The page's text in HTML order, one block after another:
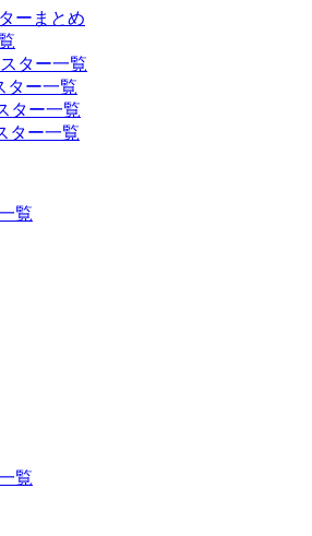
ーまとめ
ター一覧
ター一覧
ター一覧
ター一覧
覧
覧